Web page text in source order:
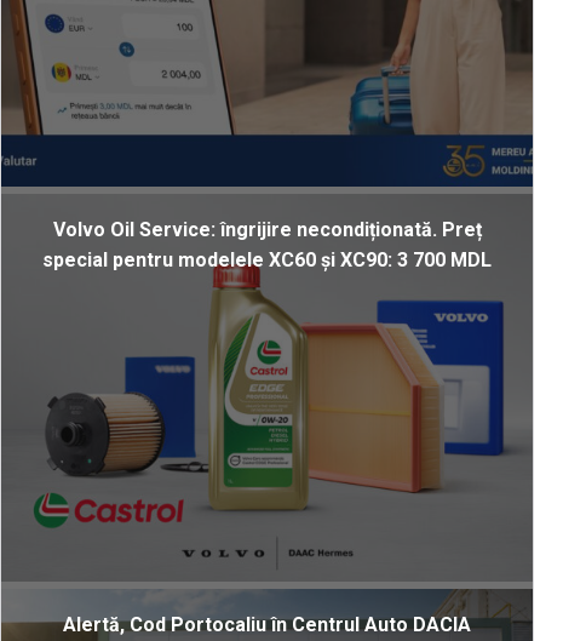
Volvo Oil Service: îngrijire necondiționată. Preț
special pentru modelele XC60 și XC90: 3 700 MDL
Alertă, Cod Portocaliu în Centrul Auto DACIA